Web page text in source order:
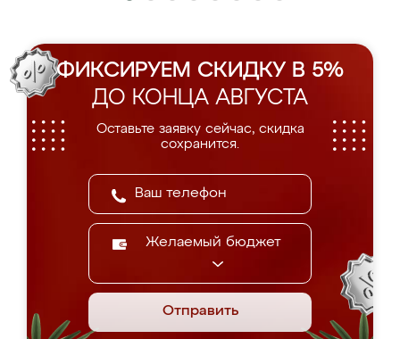
ФИКСИРУЕМ СКИДКУ В 5%
ДО КОНЦА АВГУСТА
Оставьте заявку сейчас, скидка
сохранится.
Желаемый бюджет
Отправить